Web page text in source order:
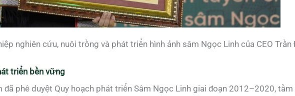
nghiên cứu, nuôi trồng và phát triển hình ảnh sâm Ngọc Linh của CEO
triển bền vững
phê duyệt Quy hoạch phát triển Sâm Ngọc Linh giai đoạn 2012–2020, tầm